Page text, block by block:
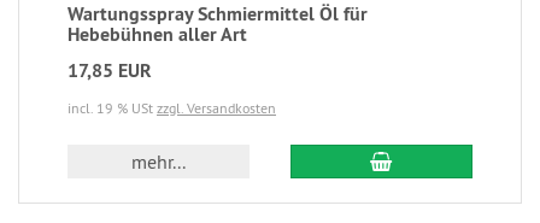
Wartungsspray Schmiermittel Öl für
Hebebühnen aller Art
17,85 EUR
incl. 19 % USt zzgl. Versandkosten
mehr...